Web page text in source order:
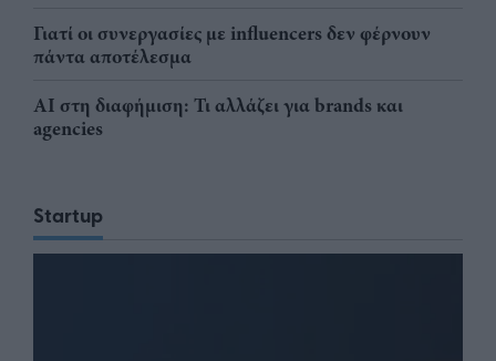
Γιατί οι συνεργασίες με influencers δεν φέρνουν
πάντα αποτέλεσμα
AI στη διαφήμιση: Τι αλλάζει για brands και
agencies
Startup